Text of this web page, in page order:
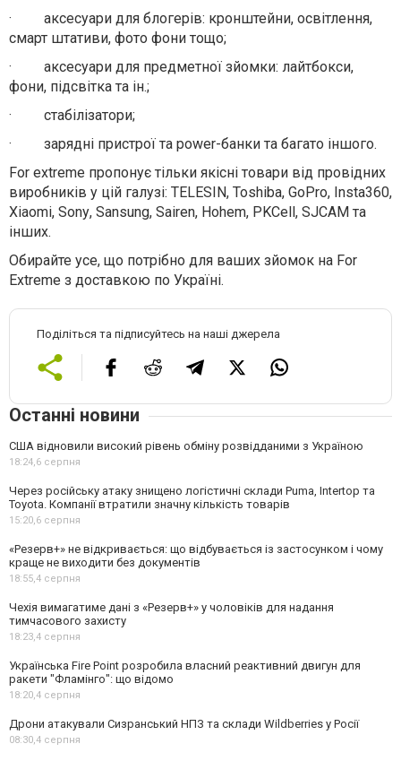
·
аксесуари для блогерів: кронштейни, освітлення,
смарт штативи, фото фони тощо;
·
аксесуари для предметної зйомки: лайтбокси,
фони, підсвітка та ін.;
·
стабілізатори;
·
зарядні пристрої та power-банки та багато іншого.
For extreme пропонує тільки якісні товари від провідних
виробників у цій галузі: TELESIN, Toshiba, GoPro, Insta360,
Xiaomi, Sony, Sansung, Sairen, Hohem, PKCell , SJCAM та
інших.
Обирайте усе, що потрібно для ваших зйомок на For
Extreme з доставкою по Україні.
Поділіться та підписуйтесь на наші джерела
Останні новини
США відновили високий рівень обміну розвідданими з Україною
18:24,6 серпня
Через російську атаку знищено логістичні склади Puma, Intertop та
Toyota. Компанії втратили значну кількість товарів
15:20,6 серпня
«Резерв+» не відкривається: що відбувається із застосунком і чому
краще не виходити без документів
18:55,4 серпня
Чехія вимагатиме дані з «Резерв+» у чоловіків для надання
тимчасового захисту
18:23,4 серпня
Українська Fire Point розробила власний реактивний двигун для
ракети "Фламінго": що відомо
18:20,4 серпня
Дрони атакували Сизранський НПЗ та склади Wildberries у Росії
08:30,4 серпня